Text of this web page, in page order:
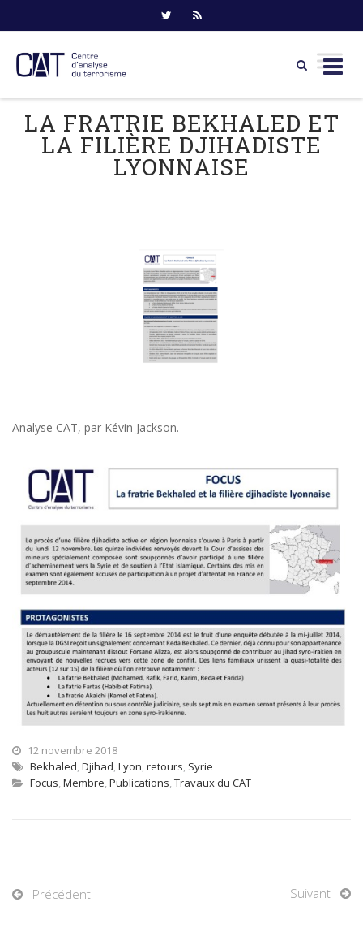
content
LA FRATRIE BEKHALED ET
LA FILIÈRE DJIHADISTE
LYONNAISE
Analyse CAT, par Kévin Jackson.
12 novembre 2018
Bekhaled, Djihad, Lyon, retours, Syrie
Focus, Membre, Publications, Travaux du CAT
Précédent Suivant